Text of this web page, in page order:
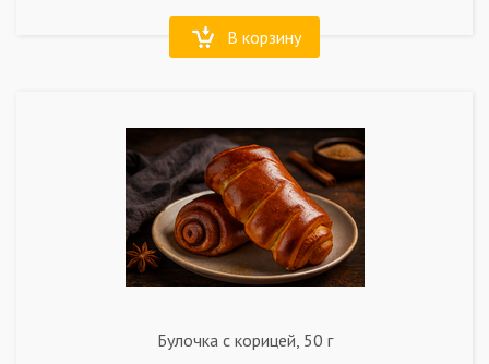
В корзину
Булочка с корицей, 50 г